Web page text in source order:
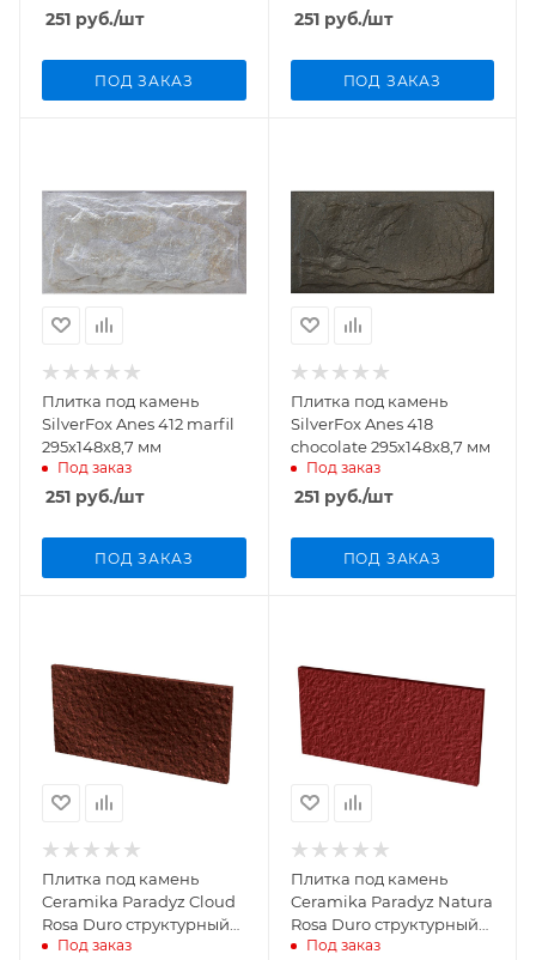
251 руб./шт
ПОД ЗАКАЗ
251руб./шт
ПОД ЗАКАЗ
Плитка под камень
SilverFox Anes 412 marfil
295х148х8,7 мм
Под заказ
251 руб./шт
ПОД ЗАКАЗ
Плитка под камень
SilverFox Anes 418
chocolate 295х148х8,7 мм
Под заказ
251руб./шт
ПОД ЗАКАЗ
Плитка под камень
Ceramika Paradyz Cloud
Rosa Duro структурный
300х148х11 мм
Под заказ
Плитка под камень
Ceramika Paradyz Natura
Rosa Duro структурный
300х148х11 мм
Под заказ